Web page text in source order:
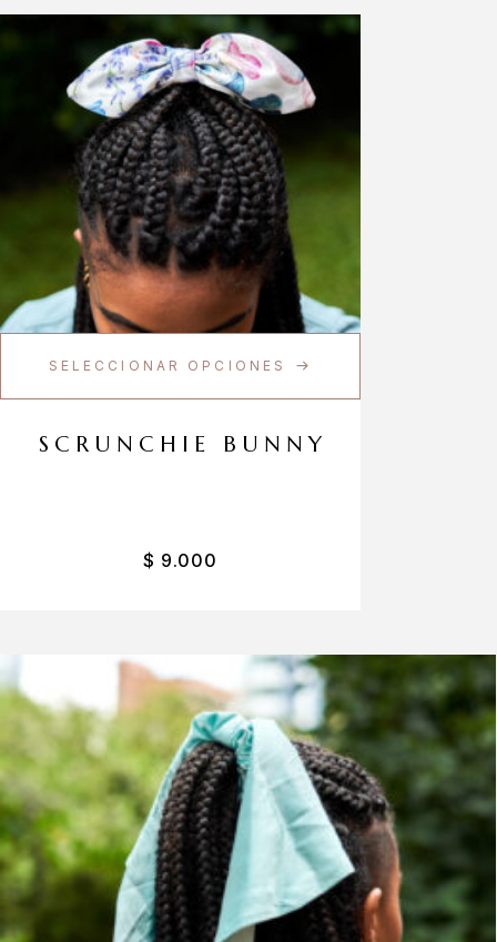
SELECCIONAR OPCIONES
SCRUNCHIE BUNNY
$ 9.000